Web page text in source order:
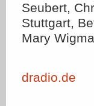
Seubert,
Stuttgart,
Mary
dradio.de